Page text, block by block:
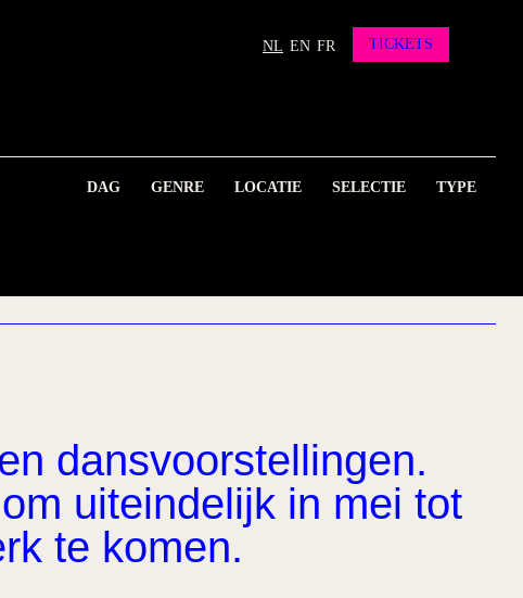
NL EN FR TICKETS
DAG GENRE LOCATIE SELECTIE TYPE
dansvoorstellingen.
uiteindelijk in mei tot
te komen.